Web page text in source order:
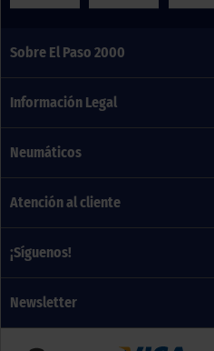
Sobre El Paso 2000
Información Legal
Neumáticos
Atención al cliente
¡Síguenos!
Newsletter